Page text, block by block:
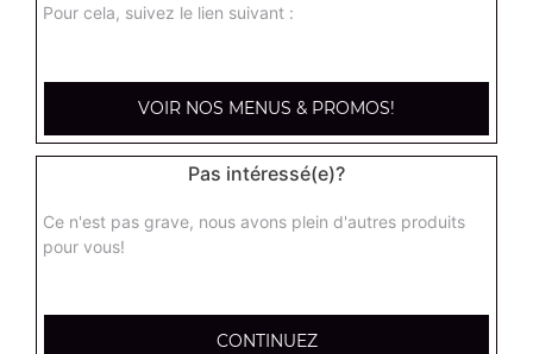
Pour cela, suivez le lien suivant :
VOIR NOS MENUS & PROMOS!
Pas intéressé(e)?
Ce n'est pas grave, nous avons plein d'autres produits
pour vous!
CONTINUEZ